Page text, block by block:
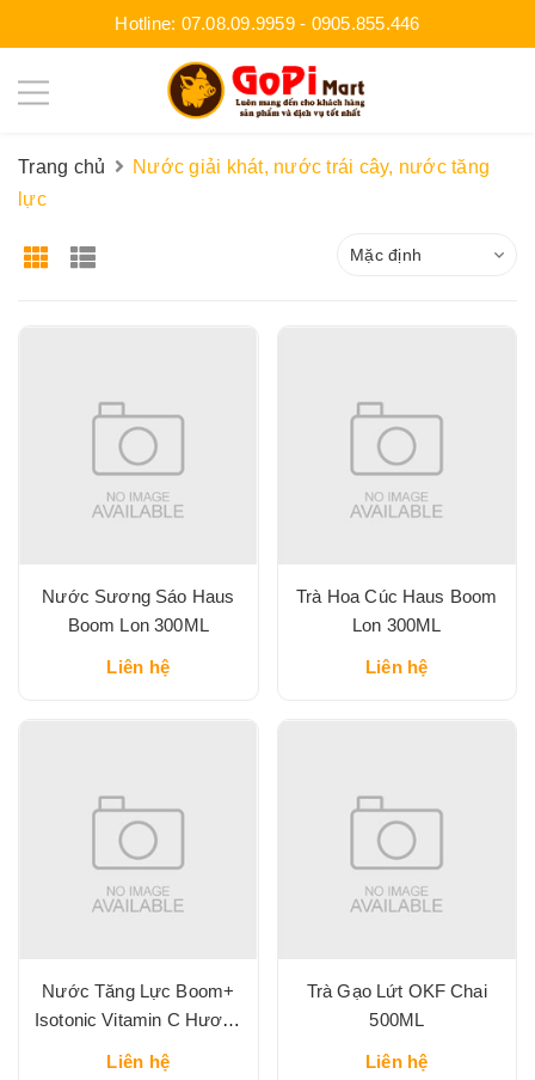
Hotline: 07.08.09.9959- 0905.855.446
Trang chủ
Nước giải khát, nước trái cây, nước tăng
lực
Mặc định
Nước Sương Sáo Haus
Boom Lon 300ML
Liên hệ
Trà Hoa Cúc Haus Boom
Lon 300ML
Liên hệ
Nước Tăng Lực Boom+
Isotonic Vitamin C Hương
Liên hệ
Trà Gạo Lứt OKF Chai
500ML
Liên hệ